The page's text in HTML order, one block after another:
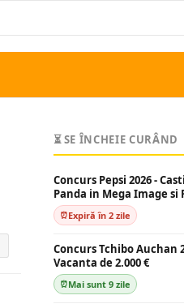
⏳ SE ÎNCHEIE CURÂND
Concurs Pepsi 2026 -
Panda in Mega Image si
Expiră în 2 zile
Concurs Tchibo Auchan
Vacanta de 2.000 €
Mai sunt 9 zile